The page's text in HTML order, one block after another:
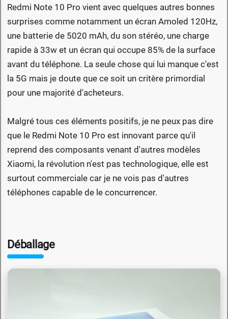
Redmi Note 10 Pro vient avec quelques autres bonnes
surprises comme notamment un écran Amoled 120Hz,
une batterie de 5020 mAh, du son stéréo, une charge
rapide à 33w et un écran qui occupe 85% de la surface
avant du téléphone. La seule chose qui lui manque c'est
la 5G mais je doute que ce soit un critère primordial
pour une majorité d'acheteurs.
Malgré tous ces éléments positifs, je ne peux pas dire
que le Redmi Note 10 Pro est innovant parce qu'il
reprend des composants venant d'autres modèles
Xiaomi, la révolution n'est pas technologique, elle est
surtout commerciale car je ne vois pas d'autres
téléphones capable de le concurrencer.
Déballage